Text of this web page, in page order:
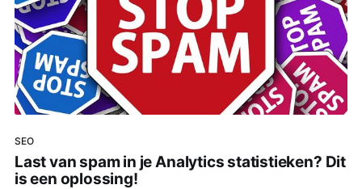
SEO
Last van spam in je Analytics statistieken? Dit
is een oplossing!